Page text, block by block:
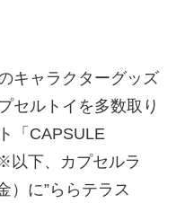
キャラクターグッズ
セルトイを多数取り
「CAPSULE
以下、カプセルラ
）に”ららテラス